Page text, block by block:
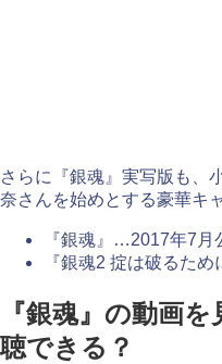
さらに『銀魂』実写版も、
奈さんを始めとする豪華キ
『銀魂』…2017年7月
『銀魂2 掟は破るた
『銀魂』の動画
聴できる？